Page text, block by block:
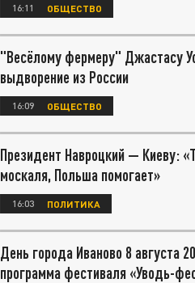
16:11 ОБЩЕСТВО
"Весёлому фермеру" Джастасу
выдворение из России
16:09 ОБЩЕСТВО
Президент Навроцкий — Киеву:
москаля, Польша помогает»
16:03 ПОЛИТИКА
День города Иваново 8 августа
программа фестиваля «Уводь-